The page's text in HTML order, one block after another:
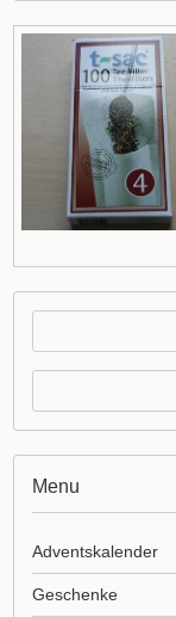
Menu
Adventskalender
Geschenke